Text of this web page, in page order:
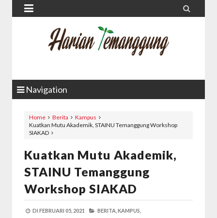
 
Navigation
Home Berita
Kampus
Kuatkan Mutu Akademik, STAINU Temanggung Workshop
SIAKAD
Kuatkan Mutu Akademik,
STAINU Temanggung
Workshop SIAKAD
DI FEBRUARI 05, 2021 BERITA, KAMPUS,